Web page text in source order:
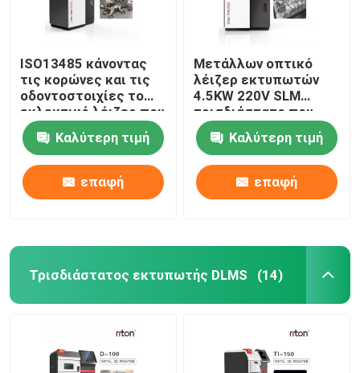
ISO13485 κάνοντας
τις κορώνες και τις
οδοντοστοιχίες το
εκλεκτικό λέιζερ που
λειώνει τον
τρισδιάστατο
εκτυπωτή Dual200
Καλύτερη τιμή
επαφή
Μετάλλων οπτικό
λέιζερ εκτυπωτών
4.5KW 220V SLM
τρισδιάστατο που
χαρακτηρίζει τη
μηχανήΚαλύτερη τιμή
επαφή
Τρισδιάστατος εκτυπωτής DLMS (14)